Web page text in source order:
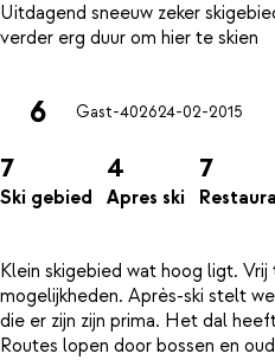
Uitdagend sneeuw zeker
6 Gast-402624-02-2015
7
Ski gebied
4
Apres ski
7
Klein skigebied wat hoog ligt.
mogelijkheden. Après-ski stelt
die er zijn zijn prima. Het dal
Routes lopen door bossen en